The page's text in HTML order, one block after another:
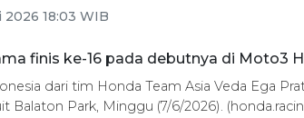
2026 18:03 WIB
dari tim Honda Team Asia Veda Ega
Balaton Park, Minggu (7/6/2026).